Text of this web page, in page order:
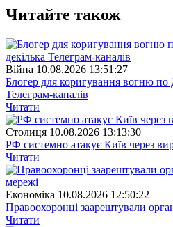
Читайте також
Війна 10.08.2026 13:51:27
Блогер для коригування вогню по
Телеграм-каналів
Читати
Столиця 10.08.2026 13:13:30
РФ системно атакує Київ через
Читати
Економіка 10.08.2026 12:50:22
Правоохоронці заарештували
Читати